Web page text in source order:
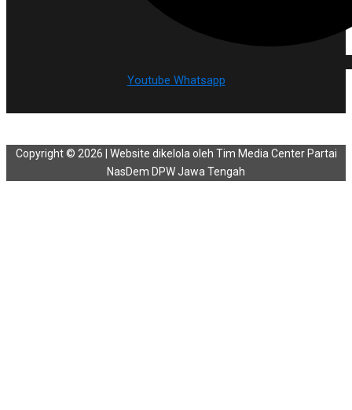
Youtube Whatsapp
Copyright © 2026 | Website dikelola oleh Tim Media Center Partai
NasDem DPW Jawa Tengah